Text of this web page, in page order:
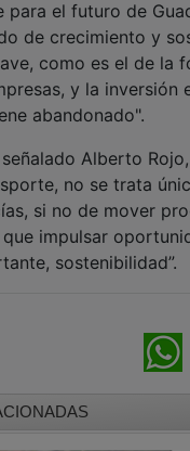
de crecimiento y
como es el de la
y la inversión
abandonado".
no se trata
si no de mover
impulsar
sostenibilidad”.